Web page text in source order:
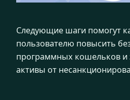
Следующие шаги помогут
пользователю повысить
программных кошельков и
активы от